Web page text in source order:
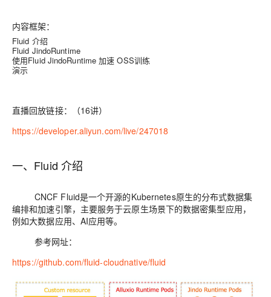
内容框架：
Fluid 介绍
Fluid JindoRuntime
使用Fluid JindoRuntime 加速 OSS训练
演示
直播回放链接：（16讲）
https://developer.aliyun.com/live/247018
一、Fluid 介绍
CNCF Fluid是一个开源的Kubernetes原生的分布式数据集
编排和加速引擎，主要服务于云原生场景下的数据密集型应用，
例如大数据应用、AI应用等。
参考网址：
https://github.com/fluid-cloudnative/fluid